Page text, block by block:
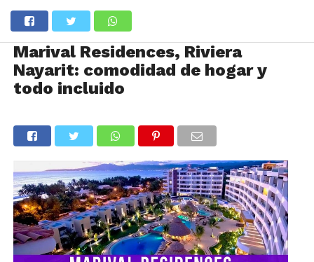
Marival Residences, Riviera
Nayarit: comodidad de hogar y
todo incluido